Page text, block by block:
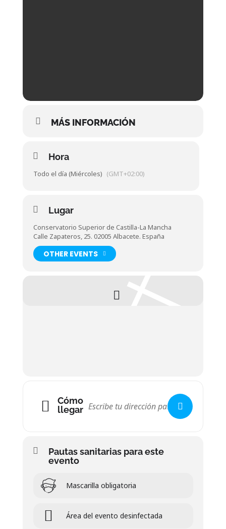
MÁS INFORMACIÓN
Hora
Todo el día (Miércoles) (GMT+02:00)
Lugar
Conservatorio Superior de Castilla-La Mancha
Calle Zapateros, 25. 02005 Albacete. España
OTHER EVENTS
Cómo
llegar
Pautas sanitarias para este
evento
Mascarilla obligatoria
Área del evento desinfectada